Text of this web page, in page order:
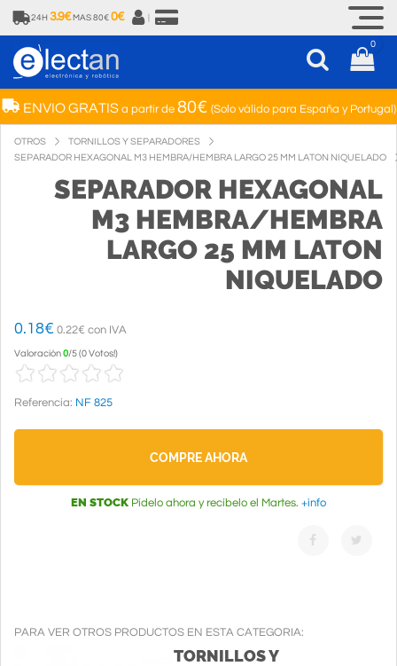
24H 3.9€ MAS 80€ 0€
0
ENVIO GRATISa partir de 80€ (Solo válido para España y Portugal)
OTROS
TORNILLOS Y SEPARADORES
SEPARADOR HEXAGONAL M3 HEMBRA/HEMBRA LARGO 25 MM LATON NIQUELADO
SEPARADOR HEXAGONAL
M3 HEMBRA/HEMBRA
LARGO 25 MM LATON
NIQUELADO
0.18€ 0.22€ con IVA
Valoración0/5(0 Votos!)
Referencia: NF 825
COMPRE AHORA
EN STOCK Pídelo ahora y recíbelo el Martes. +info
PARA VER OTROS PRODUCTOS EN ESTA CATEGORIA:
TORNILLOS Y